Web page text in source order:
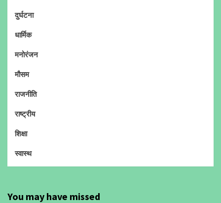
दुर्घटना
धार्मिक
मनोरंजन
मौसम
राजनीति
राष्ट्रीय
शिक्षा
स्वास्थ
You may have missed